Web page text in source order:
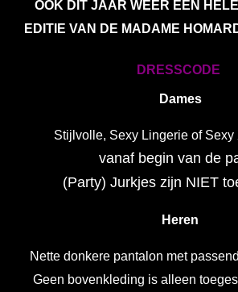
OOK DIT JAAR WEER EEN
EDITIE VAN DE MADAME
DRESSCODE
Dames
Stijlvolle, Sexy Lingerie of Sexy
vanaf begin van de
(Party) Jurkjes zijn NIET
Heren
Nette donkere pantalon met
Geen bovenkleding is alleen